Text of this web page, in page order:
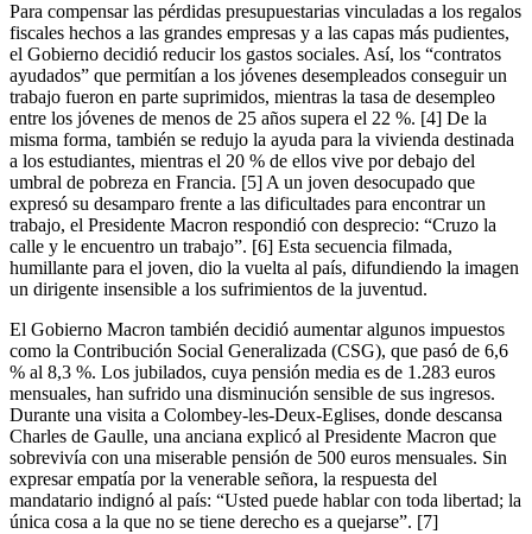
Para compensar las pérdidas presupuestarias vinculadas a los regalos
fiscales hechos a las grandes empresas y a las capas más pudientes,
el Gobierno decidió reducir los gastos sociales. Así, los “contratos
ayudados” que permitían a los jóvenes desempleados conseguir un
trabajo fueron en parte suprimidos, mientras la tasa de desempleo
entre los jóvenes de menos de 25 años supera el 22 %. [4] De la
misma forma, también se redujo la ayuda para la vivienda destinada
a los estudiantes, mientras el 20 % de ellos vive por debajo del
umbral de pobreza en Francia. [5] A un joven desocupado que
expresó su desamparo frente a las dificultades para encontrar un
trabajo, el Presidente Macron respondió con desprecio: “Cruzo la
calle y le encuentro un trabajo”. [6] Esta secuencia filmada,
humillante para el joven, dio la vuelta al país, difundiendo la imagen
un dirigente insensible a los sufrimientos de la juventud.
El Gobierno Macron también decidió aumentar algunos impuestos
como la Contribución Social Generalizada (CSG), que pasó de 6,6
% al 8,3 %. Los jubilados, cuya pensión media es de 1.283 euros
mensuales, han sufrido una disminución sensible de sus ingresos.
Durante una visita a Colombey-les-Deux-Eglises, donde descansa
Charles de Gaulle, una anciana explicó al Presidente Macron que
sobrevivía con una miserable pensión de 500 euros mensuales. Sin
expresar empatía por la venerable señora, la respuesta del
mandatario indignó al país: “Usted puede hablar con toda libertad; la
única cosa a la que no se tiene derecho es a quejarse”. [7]